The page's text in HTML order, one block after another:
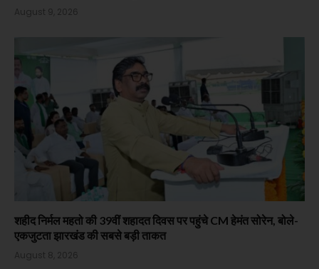
August 9, 2026
शहीद निर्मल महतो की 39वीं शहादत दिवस पर पहुंचे CM हेमंत सोरेन, बोले-
एकजुटता झारखंड की सबसे बड़ी ताकत
August 8, 2026